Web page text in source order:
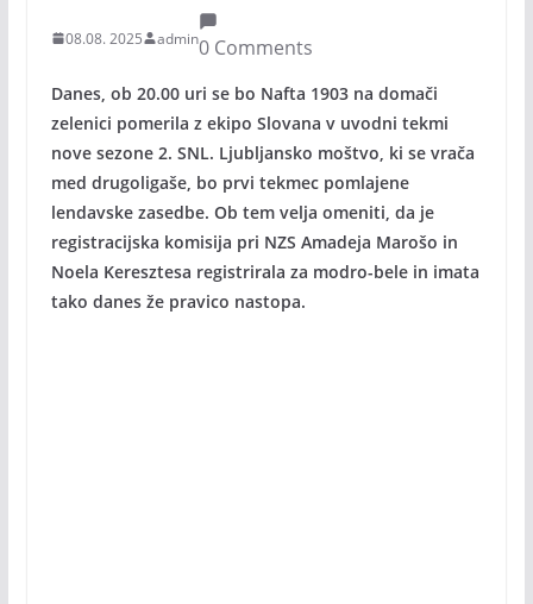
08.08. 2025 admin0 Comments
Danes, ob 20.00 uri se bo Nafta 1903 na domači
zelenici pomerila z ekipo Slovana v uvodni tekmi
nove sezone 2. SNL. Ljubljansko moštvo, ki se vrača
med drugoligaše, bo prvi tekmec pomlajene
lendavske zasedbe. Ob tem velja omeniti, da je
registracijska komisija pri NZS Amadeja Marošo in
Noela Keresztesa registrirala za modro-bele in imata
tako danes že pravico nastopa.